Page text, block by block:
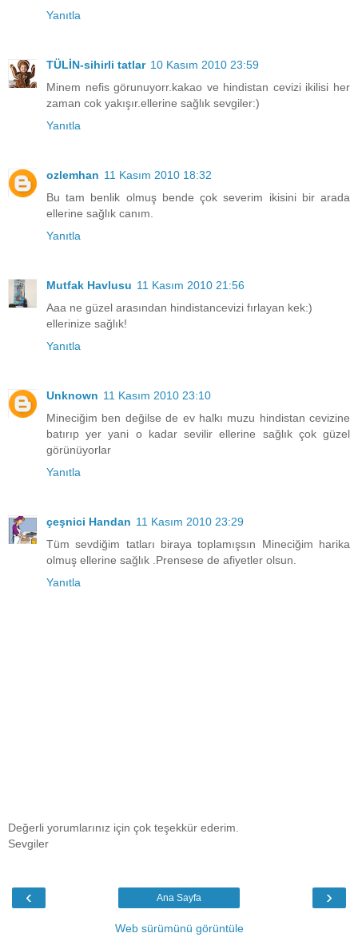
Yanıtla
TÜLİN-sihirli tatlar 10 Kasım 2010 23:59
Minem nefis görunuyorr.kakao ve hindistan cevizi ikilisi her
zaman cok yakışır.ellerine sağlık sevgiler:)
Yanıtla
ozlemhan 11 Kasım 2010 18:32
Bu tam benlik olmuş bende çok severim ikisini bir arada
ellerine sağlık canım.
Yanıtla
Mutfak Havlusu 11 Kasım 2010 21:56
Aaa ne güzel arasından hindistancevizi fırlayan kek:)
ellerinize sağlık!
Yanıtla
Unknown 11 Kasım 2010 23:10
Mineciğim ben değilse de ev halkı muzu hindistan cevizine
batırıp yer yani o kadar sevilir ellerine sağlık çok güzel
görünüyorlar
Yanıtla
çeşnici Handan 11 Kasım 2010 23:29
Tüm sevdiğim tatları biraya toplamışsın Mineciğim harika
olmuş ellerine sağlık .Prensese de afiyetler olsun.
Yanıtla
Değerli yorumlarınız için çok teşekkür ederim.
Sevgiler
‹ ›
Ana Sayfa
Web sürümünü görüntüle